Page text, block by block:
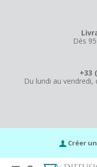
Dès
+33
Du lundi au
Créer